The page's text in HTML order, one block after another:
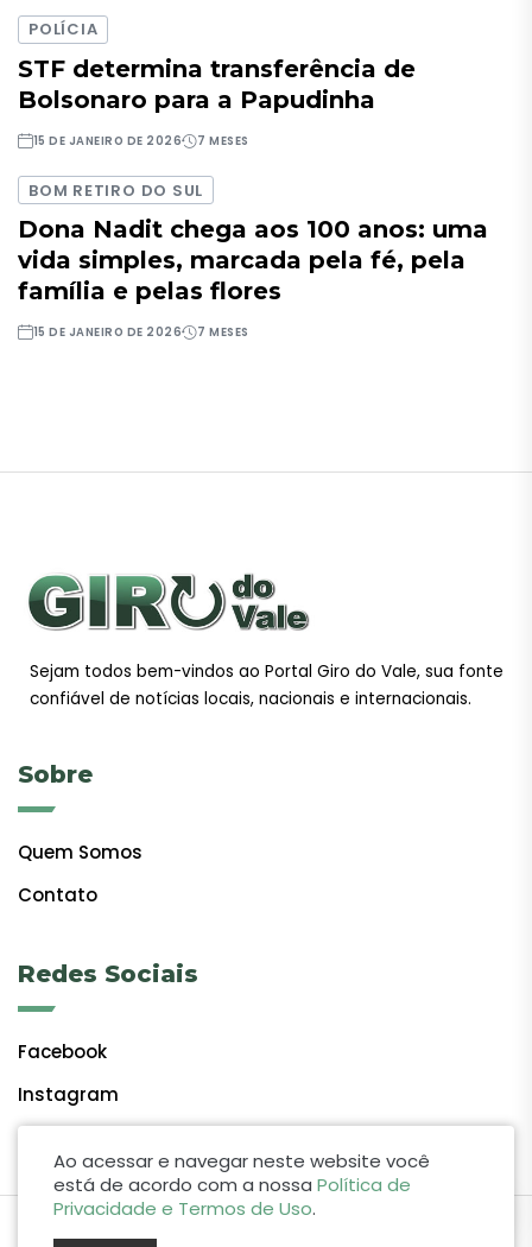
POLÍCIA
STF determina transferência de
Bolsonaro para a Papudinha
15 DE JANEIRO DE 2026 7 MESES
BOM RETIRO DO SUL
Dona Nadit chega aos 100 anos: uma
vida simples, marcada pela fé, pela
família e pelas flores
15 DE JANEIRO DE 2026 7 MESES
Sejam todos bem-vindos ao Portal Giro do Vale, sua fonte
confiável de notícias locais, nacionais e internacionais.
Sobre
Quem Somos
Contato
Redes Sociais
Facebook
Instagram
Ao acessar e navegar neste website você
está de acordo com a nossa Política de
Privacidade e Termos de Uso.